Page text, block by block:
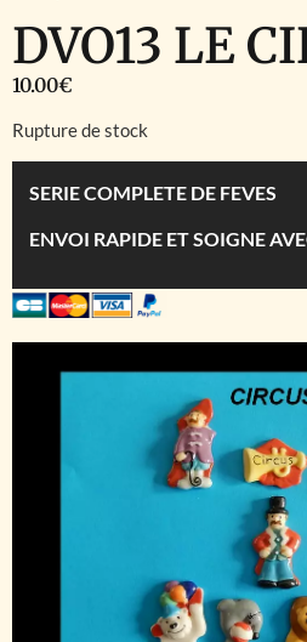
DVO13 LE
10.00€
Rupture de stock
SERIE COMPLETE DE FEVES
ENVOI RAPIDE ET SOIGNE